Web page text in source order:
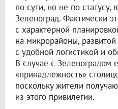
по сути, но не по статусу,
Зеленоград. Фактически
с характерной
на микрорайоны,
с удобной логистикой и
В случае с Зеленоградом
«принадлежность»
поскольку жители
из этого привилегии.